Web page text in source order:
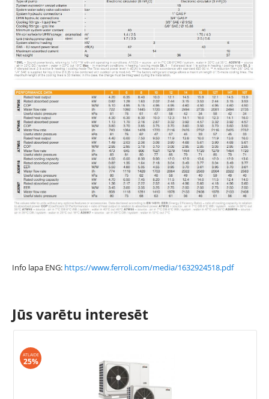
Info lapa ENG: https://www.ferroli.com/media/1632924518.pdf
Jūs varētu interesēt
ATLAIDE
25%